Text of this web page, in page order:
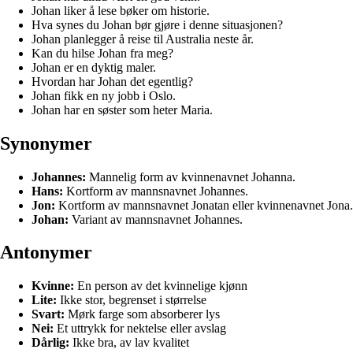
Johan liker å lese bøker om historie.
Hva synes du Johan bør gjøre i denne situasjonen?
Johan planlegger å reise til Australia neste år.
Kan du hilse Johan fra meg?
Johan er en dyktig maler.
Hvordan har Johan det egentlig?
Johan fikk en ny jobb i Oslo.
Johan har en søster som heter Maria.
Synonymer
Johannes: Mannelig form av kvinnenavnet Johanna.
Hans: Kortform av mannsnavnet Johannes.
Jon: Kortform av mannsnavnet Jonatan eller kvinnenavnet Jona.
Johan: Variant av mannsnavnet Johannes.
Antonymer
Kvinne: En person av det kvinnelige kjønn
Lite: Ikke stor, begrenset i størrelse
Svart: Mørk farge som absorberer lys
Nei: Et uttrykk for nektelse eller avslag
Dårlig: Ikke bra, av lav kvalitet